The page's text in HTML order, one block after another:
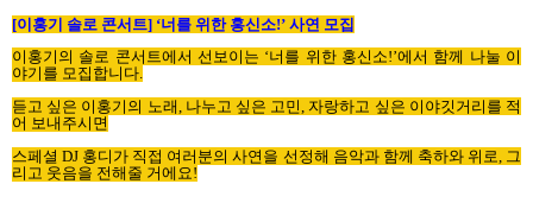
[이홍기 솔로 콘서트] ‘너를 위한 홍신소!’ 사연 모집
이홍기의 솔로 콘서트에서 선보이는 ‘너를 위한 홍신소!’에서 함께 나눌 이
야기를 모집합니다.
듣고 싶은 이홍기의 노래, 나누고 싶은 고민,자랑하고 싶은 이야깃거리를 적
어 보내주시면
스페셜 DJ 홍디가 직접 여러분의 사연을 선정해 음악과 함께 축하와 위로, 그
리고 웃음을 전해줄 거에요!